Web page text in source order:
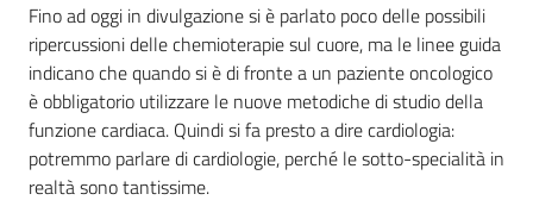
Fino ad oggi in divulgazione si è parlato poco delle possibili
ripercussioni delle chemioterapie sul cuore, ma le linee guida
indicano che quando si è di fronte a un paziente oncologico
è obbligatorio utilizzare le nuove metodiche di studio della
funzione cardiaca. Quindi si fa presto a dire cardiologia:
potremmo parlare di cardiologie, perché le sotto-specialità in
realtà sono tantissime.